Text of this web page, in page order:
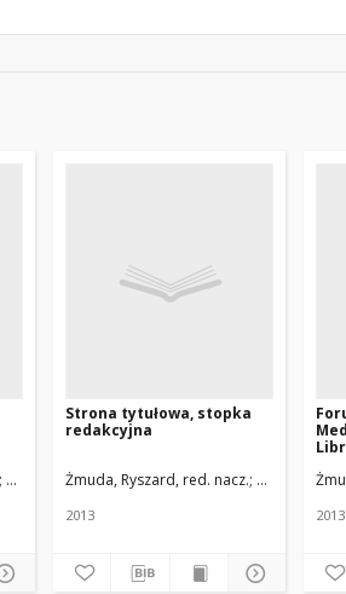
Uniwersytet Medyczny w Łodzi
Strona tytułowa, stopka
redakcyjna
Żmuda, Ryszard, red. nacz. Uniwersytet
2013 2013